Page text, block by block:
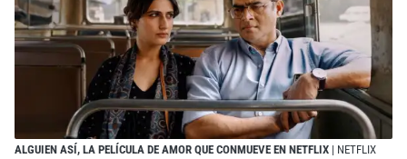
ALGUIEN ASÍ, LA PELÍCULA DE AMOR QUE CONMUEVE EN NETFLIX | NETFLIX